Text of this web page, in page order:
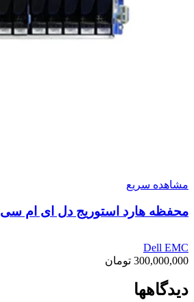
مشاهده سریع
محفظه هارد استوریج دل ای ام سی D4123F
Dell EMC
300,000,000 تومان
دیدگاهها